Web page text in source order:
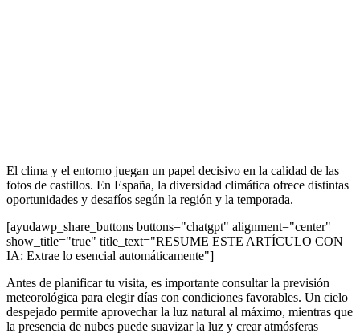
El clima y el entorno juegan un papel decisivo en la calidad de las
fotos de castillos. En España, la diversidad climática ofrece distintas
oportunidades y desafíos según la región y la temporada.
[ayudawp_share_buttons buttons="chatgpt" alignment="center"
show_title="true" title_text="RESUME ESTE ARTÍCULO CON
IA: Extrae lo esencial automáticamente"]
Antes de planificar tu visita, es importante consultar la previsión
meteorológica para elegir días con condiciones favorables. Un cielo
despejado permite aprovechar la luz natural al máximo, mientras que
la presencia de nubes puede suavizar la luz y crear atmósferas